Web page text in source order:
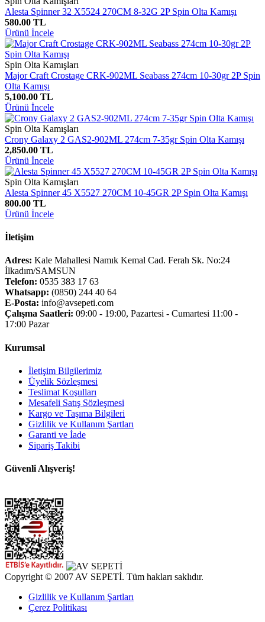
Alesta Spinner 32 X5524 270CM 8-32G 2P Spin Olta Kamışı
580.00 TL
Ürünü İncele
Spin Olta Kamışları
Major Craft Crostage CRK-902ML Seabass 274cm 10-30gr 2P Spin
Olta Kamışı
5,100.00 TL
Ürünü İncele
Spin Olta Kamışları
Crony Galaxy 2 GAS2-902ML 274cm 7-35gr Spin Olta Kamışı
2,850.00 TL
Ürünü İncele
Spin Olta Kamışları
Alesta Spinner 45 X5527 270CM 10-45GR 2P Spin Olta Kamışı
800.00 TL
Ürünü İncele
İletişim
Adres: Kale Mahallesi Namık Kemal Cad. Ferah Sk. No:24
İlkadım/SAMSUN
Telefon: 0535 383 17 63
Whatsapp: (0850) 244 40 64
E-Posta: info@avsepeti.com
Çalışma Saatleri: 09:00 - 19:00, Pazartesi - Cumartesi 11:00 -
17:00 Pazar
Kurumsal
İletişim Bilgilerimiz
Üyelik Sözleşmesi
Teslimat Koşulları
Mesafeli Satış Sözleşmesi
Kargo ve Taşıma Bilgileri
Gizlilik ve Kullanım Şartları
Garanti ve İade
Sipariş Takibi
Güvenli Alışveriş!
Copyright © 2007 AV SEPETİ. Tüm hakları saklıdır.
Gizlilik ve Kullanım Şartları
Çerez Politikası